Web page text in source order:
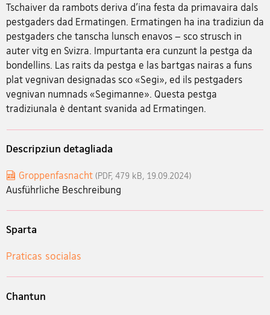
Tschaiver da rambots deriva d'ina festa da primavaira dals
pestgaders dad Ermatingen. Ermatingen ha ina tradiziun da
pestgaders che tanscha lunsch enavos – sco strusch in
auter vitg en Svizra. Impurtanta era cunzunt la pestga da
bondellins. Las raits da pestga e las bartgas nairas a funs
plat vegnivan designadas sco «Segi», ed ils pestgaders
vegnivan numnads «Segimanne». Questa pestga
tradiziunala è dentant svanida ad Ermatingen.
Descripziun detagliada
Groppenfasnacht (PDF, 479 kB, 19.09.2024)
Ausführliche Beschreibung
Sparta
Praticas socialas
Chantun